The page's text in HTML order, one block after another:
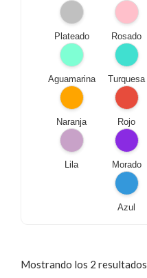
Plateado Rosado
Aguamarina Turquesa
Naranja Rojo
Lila Morado
Azul
Mostrando los 2 resultados